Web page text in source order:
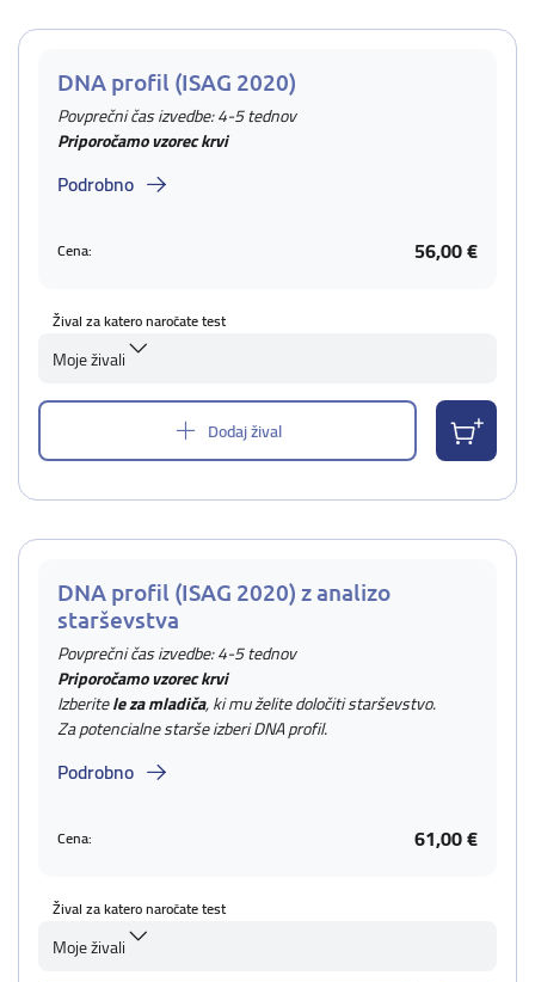
DNA profil (ISAG 2020)
Povprečni čas izvedbe: 4-5 tednov
Priporočamo vzorec krvi
Podrobno
Cena: 56,00 €
Žival za katero naročate test
Moje živali
Dodaj žival
DNA profil (ISAG 2020) z analizo
starševstva
Povprečni čas izvedbe: 4-5 tednov
Priporočamo vzorec krvi
Izberitele za mladiča, ki mu želite določiti starševstvo.
Za potencialne starše izberi DNA profil.
Podrobno
Cena: 61,00 €
Žival za katero naročate test
Moje živali